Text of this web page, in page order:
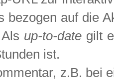
bezogen auf die
up-to-date gilt
ist.
z.B. bei